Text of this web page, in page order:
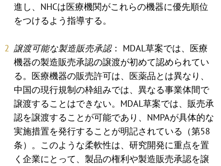
進し、NHCは医療機関がこれらの機器に優先順位
をつけるよう指導する。
譲渡可能な製造販売承認： MDAL草案では、医療
機器の製造販売承認の譲渡が初めて認められてい
る。医療機器の販売許可は、医薬品とは異なり、
中国の現行規制の枠組みでは、異なる事業体間で
譲渡することはできない。MDAL草案では、販売承
認を譲渡することが可能であり、NMPAが具体的な
実施措置を発行することが明記されている（第58
条）。このような柔軟性は、研究開発に重点を置
く企業にとって、製品の権利や製造販売承認を譲